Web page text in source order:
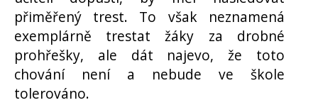
přiměřený trest. To však neznamená
exemplárně trestat žáky za drobné
prohřešky, ale dát najevo, že toto
chování není a nebude ve škole
tolerováno.